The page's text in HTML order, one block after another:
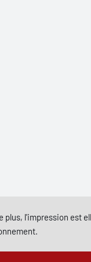
l'impression est